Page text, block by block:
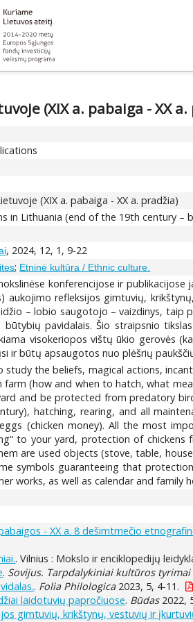
(XIX a. pabaiga - XX
(XIX a. pabaiga - XX a. pradžia)
in Lithuania (end of the 19th century –
, 2024, 12, 1, 9-22
; Etninė kultūra / Ethnic culture.
konferencijose ir
aukojimo refleksijos gimtuvių,
– lobio saugotojo – vaizdinys, taip
pavidalais. Šio straipsnio
visokeriopos vištų ūkio gerovės
ir būtų apsaugotos nuo plėšrių
study the beliefs, magical actions,
farm (how and when to hatch, what
and be protected from predatory
hatching, rearing, and all
(chicken money). All the most
to your yard, protection of
are used objects (stove, table,
symbols guaranteeing that
works, as well as calendar and family
- XX a. 8 dešimtmečio
. Vilnius : Mokslo ir enciklopedijų
. Sovijus. Tarpdalykiniai kultūros tyrimai
. Folia Philologica2023, 5, 4-11.
laidotuvių papročiuose. Būdas2022,
gimtuvių, krikštynų, vestuvių ir